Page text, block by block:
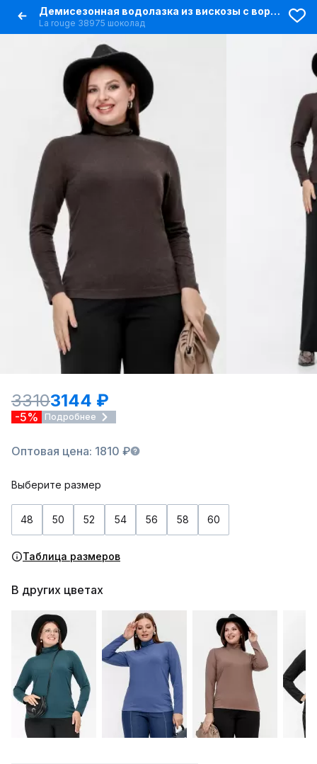
Демисезонная водолазка из вискозы с воротником-стойкой для комфортной носки
La rouge 38975 шоколад
33103144 ₽
-5% Подробнее
Оптовая цена: 1810 ₽
Выберите размер
48 50 52 54 56 58 60
Таблица размеров
В других цветах